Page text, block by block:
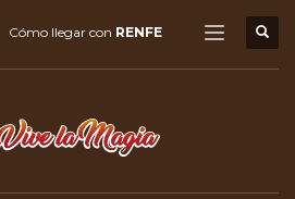
Cómo llegar con RENFE